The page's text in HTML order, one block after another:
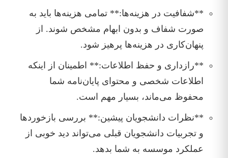
**شفافیت در هزینه‌ها:** تمامی هزینه‌ها باید به
صورت شفاف و بدون ابهام مشخص شوند. از
پنهان‌کاری در هزینه‌ها پرهیز شود.
**رازداری و حفظ اطلاعات:** اطمینان از اینکه
اطلاعات شخصی و محتوای پایان‌نامه شما
محفوظ می‌ماند، بسیار مهم است.
**نظرات دانشجویان پیشین:** بررسی بازخوردها
و تجربیات دانشجویان قبلی می‌تواند دید خوبی از
عملکرد موسسه به شما بدهد.